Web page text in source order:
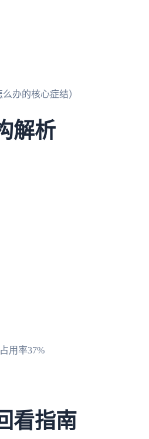
办的核心症结）
解析
用率37%
看指南